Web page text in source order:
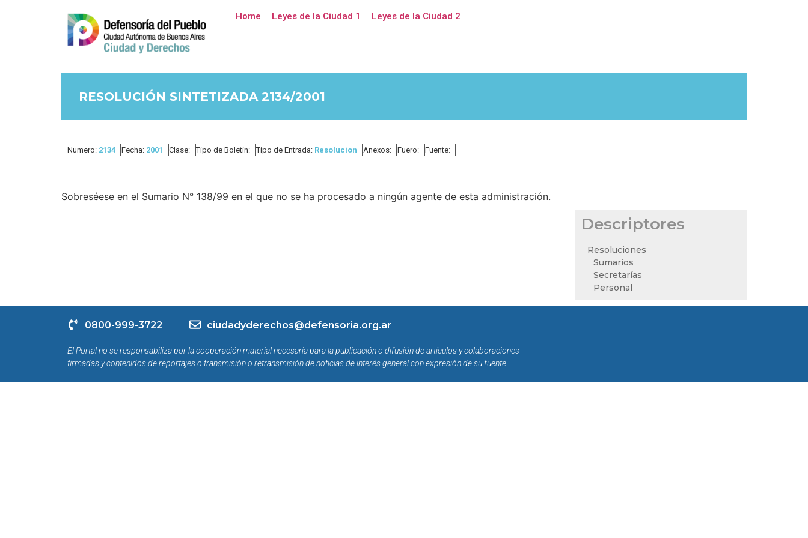
Home Leyes de la Ciudad 1 Leyes de la Ciudad 2
RESOLUCIÓN SINTETIZADA 2134/2001
Numero: 2134 Fecha: 2001 Clase: Tipo de Boletín: Tipo de Entrada: Resolucion Anexos: Fuero: Fuente:
Sobreséese en el Sumario N° 138/99 en el que no se ha procesado a ningún agente de esta administración.
Descriptores
Resoluciones
Sumarios
Secretarías
Personal
0800-999-3722 ciudadyderechos@defensoria.org.ar
El Portal no se responsabiliza por la cooperación material necesaria para la publicación o difusión de artículos y colaboraciones
firmadas y contenidos de reportajes o transmisión o retransmisión de noticias de interés general con expresión de su fuente.